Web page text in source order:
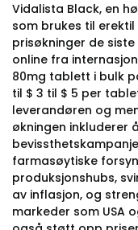
Vidalista Black, en
som brukes til
prisøkninger de
online fra
80mg tablett i bulk
til $ 3 til $ 5 per
leverandøren og
økningen inkluderer
farmasøytiske
produksjonshubs,
av inflasjon, og
markeder som USA